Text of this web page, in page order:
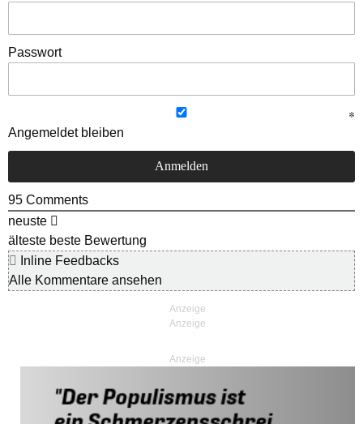
Passwort
Angemeldet bleiben
95 Comments
neuste
älteste beste Bewertung
Inline Feedbacks
Alle Kommentare ansehen
Anzeige